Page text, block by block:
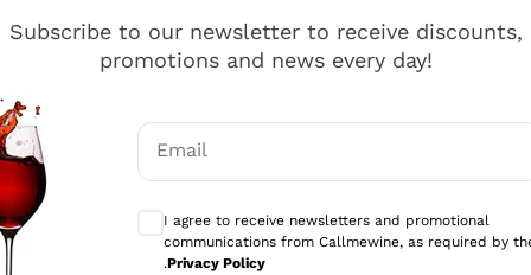
diversi e con un ampio range di prezzo. Le
Subscribe to our newsletter to receive discounts,
promotions and news every day!
Email
I agree to receive newsletters and promotional
communications from Callmewine, as required by
.Privacy Policy